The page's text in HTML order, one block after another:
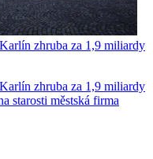
zhruba za 1,9 miliardy
zhruba za 1,9 miliardy
starosti městská firma